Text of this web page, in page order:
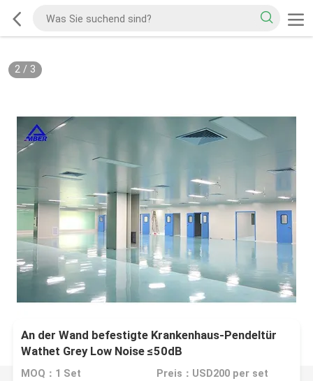
2/ 3
An der Wand befestigte Krankenhaus-Pendeltür
Wathet Grey Low Noise ≤50dB
MOQ：1 Set Preis：USD200 per set